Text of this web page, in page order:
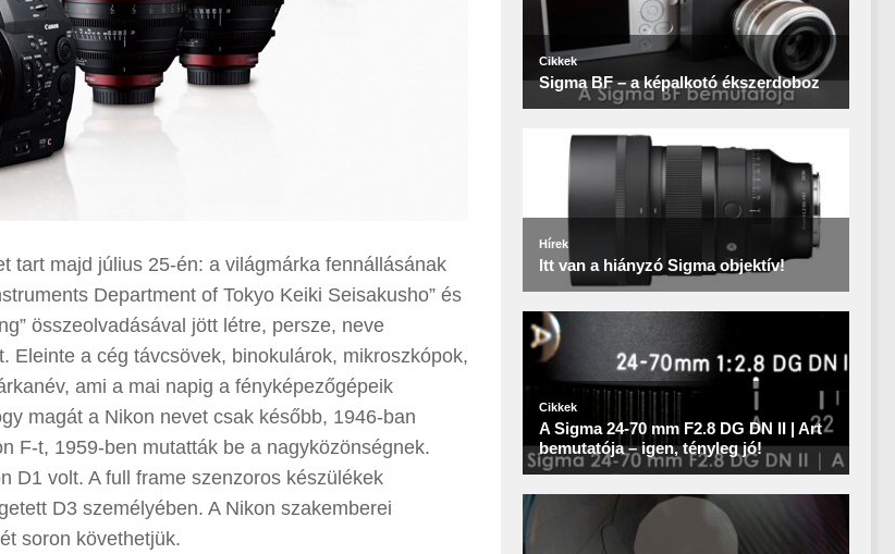
tart majd július 25-én: a világmárka fennállásának
Department of Tokyo Keiki Seisakusho” és
összeolvadásával jött létre, persze, neve
Eleinte a cég távcsövek, binokulárok, mikroszkópok,
ami a mai napig a fényképezőgépeik
magát a Nikon nevet csak később, 1946-ban
F-t, 1959-ben mutatták be a nagyközönségnek.
D1 volt. A full frame szenzoros készülékek
D3 személyében. A Nikon szakemberei
soron követhetjük.